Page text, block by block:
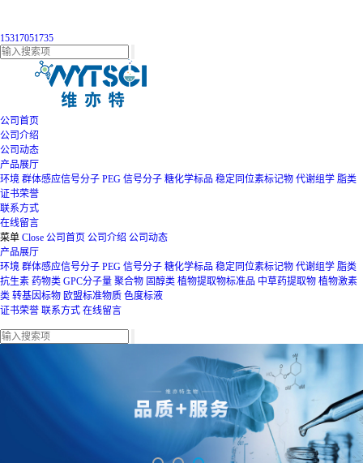
15317051735
公司首页
公司介绍
公司动态
产品展厅
环境 群体感应信号分子 PEG 信号分子 糖化学标品 稳定同位素标记物 代谢组学 脂类
证书荣誉
联系方式
在线留言
菜单 Close 公司首页 公司介绍 公司动态
产品展厅
环境 群体感应信号分子 PEG 信号分子 糖化学标品 稳定同位素标记物 代谢组学 脂类
抗生素 药物类 GPC分子量 聚合物 固醇类 植物提取物标准品 中草药提取物 植物激素
类 转基因标物 欧盟标准物质 色度标液
证书荣誉 联系方式 在线留言